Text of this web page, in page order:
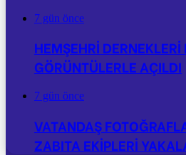
7 gün önce
HEMŞEHRİ
GÖRÜNTÜLERLE AÇILDI
7 gün önce
VATANDAŞ
ZABITA EKİPLERİ